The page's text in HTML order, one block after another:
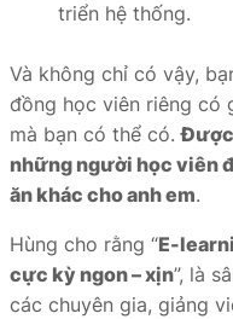
triển hệ thống.
Và không chỉ có vậy,
đồng học viên riêng có
mà bạn có thể có.Được
những người học viên
ăn khác cho anh em.
Hùng cho rằng “E-
cực kỳ ngon – xịn”, là
các chuyên gia, giảng